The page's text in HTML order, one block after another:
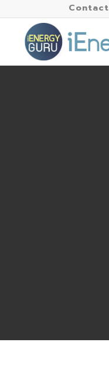
Contact